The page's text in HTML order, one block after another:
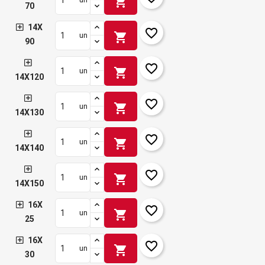
70
14X
90
un shopping_cart favorite_border
14X120
un shopping_cart favorite_border
14X130
un shopping_cart favorite_border
14X140
un shopping_cart favorite_border
14X150
un shopping_cart favorite_border
16X
25
un shopping_cart favorite_border
16X
30
un shopping_cart favorite_border